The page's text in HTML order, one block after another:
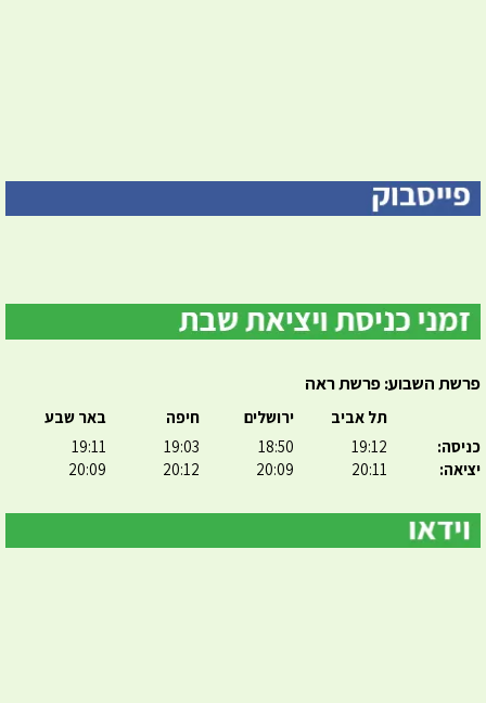
פרשת השבוע: פרשת ראה
כניסה:
יציאה:
תל אביב
19:12
20:11
ירושלים
18:50
20:09
חיפה
19:03
20:12
באר שבע
19:11
20:09